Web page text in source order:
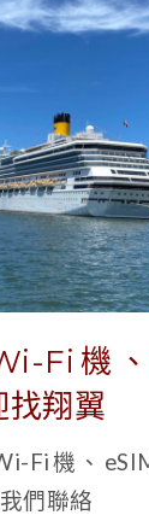
Fi機
翔翼
Fi機、
們聯絡